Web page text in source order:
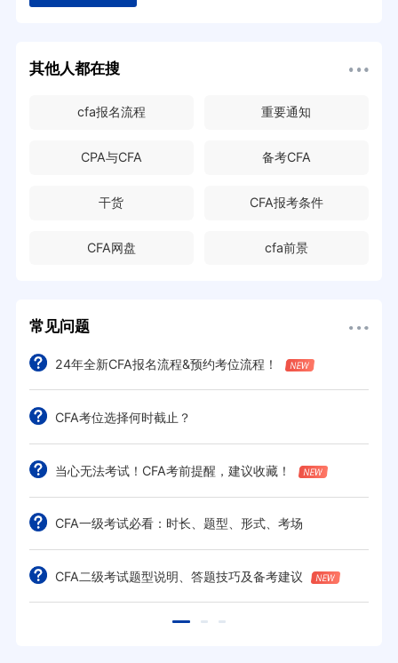
其他人都在搜
cfa报名流程 重要通知
CPA与CFA 备考CFA
干货 CFA报考条件
CFA网盘 cfa前景
常见问题
24年全新CFA报名流程&预约考位流程！
CFA考位选择何时截止？
当心无法考试！CFA考前提醒，建议收藏！
CFA一级考试必看：时长、题型、形式、考场
CFA二级考试题型说明、答题技巧及备考建议